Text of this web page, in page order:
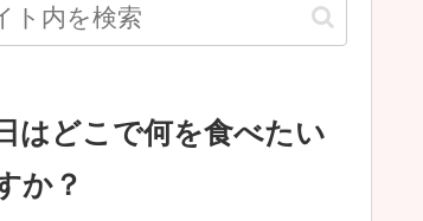
はどこで何を食べたい
か？